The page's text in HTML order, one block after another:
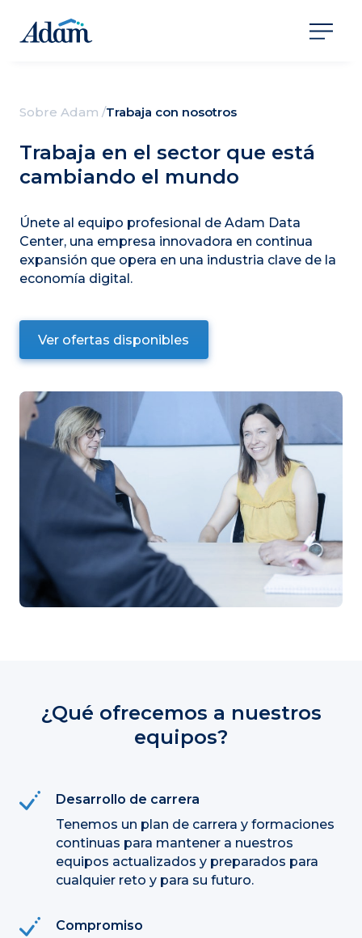
Sobre Adam /Trabaja con nosotros
Trabaja en el sector que está
cambiando el mundo
Únete al equipo profesional de Adam Data
Center, una empresa innovadora en continua
expansión que opera en una industria clave de la
economía digital.
Ver ofertas disponibles
¿Qué ofrecemos a nuestros
equipos?
Desarrollo de carrera
Tenemos un plan de carrera y formaciones
continuas para mantener a nuestros
equipos actualizados y preparados para
cualquier reto y para su futuro.
Compromiso